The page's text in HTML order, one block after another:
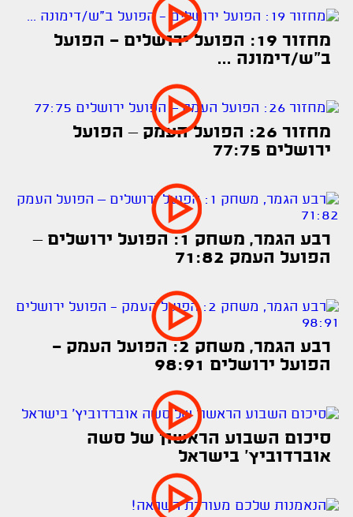
מחזור 19: הפועל ירושלים - הפועל
ב"ש/דימונה ...
מחזור 26: הפועל העמק – הפועל
ירושלים 77:75
רבע הגמר, משחק 1: הפועל ירושלים –
הפועל העמק 71:82
רבע הגמר, משחק 2: הפועל העמק -
הפועל ירושלים 98:91
סיכום השבוע הראשון של סשה
אוברדוביץ׳ בישראל